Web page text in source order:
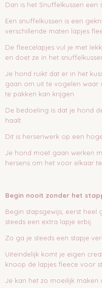
Dan is het Snuffelkussen een
Een snuffelkussen is een
verschillende maten lapjes
De fleecelapjes vul je met
en doet ze in het
Je hond ruikt dat er in het
gaan om uit te vogelen waar
te pakken kan krijgen.
De bedoeling is dat je hond
haalt.
Dit is hersenwerk op een
Je hond moet gaan werken
hersens om het voor elkaar
Begin nooit zonder het
Begin stapsgewijs, eerst heel
steeds een extra lapje erbij.
Zo ga je steeds een stapje
Uiteindelijk komt je eigen
knoop de lapjes fleece voor
Je kan het zo moeilijk maken